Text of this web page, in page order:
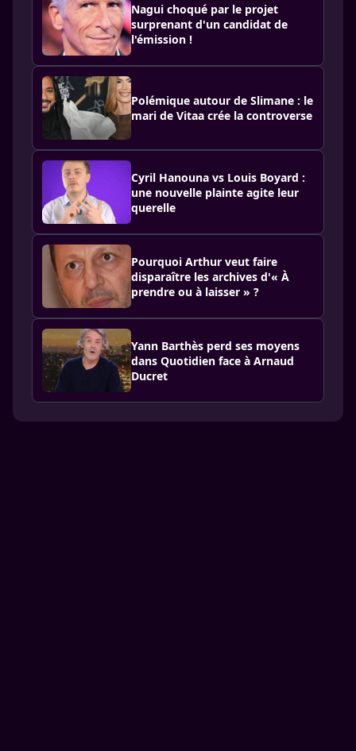
Nagui choqué par le projet
surprenant d'un candidat de
l'émission !
Polémique autour de Slimane : le
mari de Vitaa crée la controverse
Cyril Hanouna vs Louis Boyard :
une nouvelle plainte agite leur
querelle
Pourquoi Arthur veut faire
disparaître les archives d'« À
prendre ou à laisser » ?
Yann Barthès perd ses moyens
dans Quotidien face à Arnaud
Ducret